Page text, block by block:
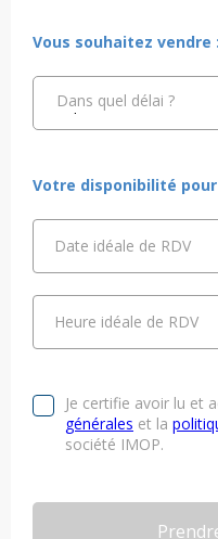
Vous souhaitez vendre :
Dans quel délai ?
Votre disponibilité
Date idéale de RDV
Heure idéale de RDV
Je certifie avoir lu et
générales et la
société IMOP.